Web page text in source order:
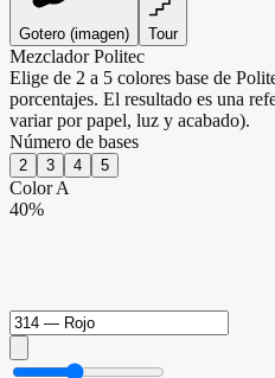
Gotero (imagen) Tour
Mezclador Politec
Elige de 2 a 5 colores base de
porcentajes. El resultado es una
variar por papel, luz y acabado).
Número de bases
2 3 4 5
ColorA
40%